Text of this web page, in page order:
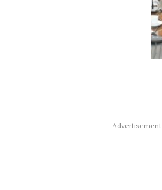
Advertisement